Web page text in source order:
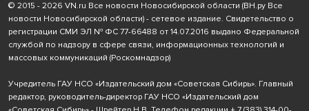
© 2015 - 2026 VN.ru Все новости Новосибирской области (ВН.ру Все
новости Новосибирской области) - сетевое издание. Свидетельство о
регистрации СМИ ЭЛ № ФС 77-66488 от 14.07.2016 выдано Федеральной
службой по надзору в сфере связи, информационных технологий и
массовых коммуникаций (Роскомнадзор)
Учредитель ГАУ НСО «Издательский дом «Советская Сибирь». Главный
редактор, руководитель-директор ГАУ НСО «Издательский дом